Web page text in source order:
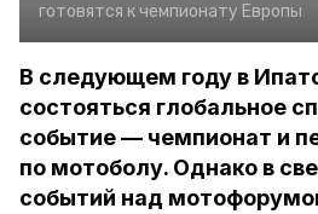
готовятся к чемпионату Европы
В следующем году в
состояться глобальное
событие — чемпионат и
по мотоболу. Однако в
событий над